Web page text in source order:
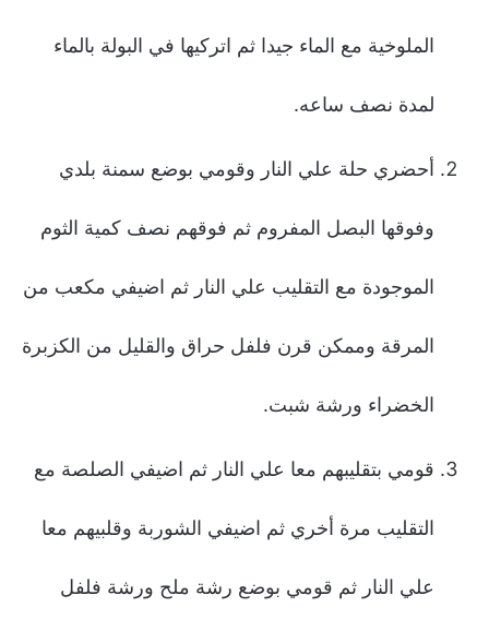
الملوخية مع الماء جيدا ثم اتركيها في البولة بالماء
لمدة نصف ساعه.
أحضري حلة علي النار وقومي بوضع سمنة بلدي
وفوقها البصل المفروم ثم فوقهم نصف كمية الثوم
الموجودة مع التقليب علي النار ثم اضيفي مكعب من
المرقة وممكن قرن فلفل حراق والقليل من الكزبرة
الخضراء ورشة شبت.
قومي بتقليبهم معا علي النار ثم اضيفي الصلصة مع
التقليب مرة أخري ثم اضيفي الشوربة وقلبيهم معا
علي النار ثم قومي بوضع رشة ملح ورشة فلفل